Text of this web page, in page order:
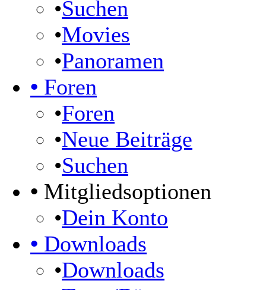
•Suchen
•Movies
•Panoramen
• Foren
•Foren
•Neue Beiträge
•Suchen
• Mitgliedsoptionen
•Dein Konto
• Downloads
•Downloads